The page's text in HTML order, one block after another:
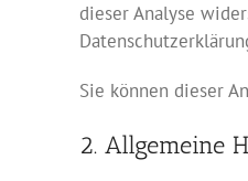
dieser Analyse
Sie können dieser
2. Allgemeine